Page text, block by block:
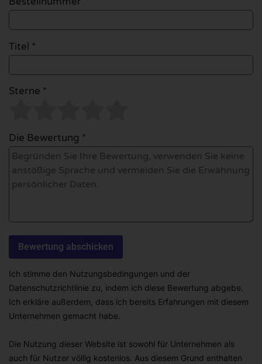
Titel *
Sterne *
Die Bewertung *
Ich stimme den Nutzungsbedingungen und der
Datenschutzrichtlinie zu, indem ich diese Bewertung abgebe.
Ich erkläre außerdem, dass ich bereits Erfahrungen mit diesem
Unternehmen gemacht habe.
Die Nutzung dieser Website ist sowohl für Unternehmen als
auch für Nutzer völlig kostenlos. Aus diesem Grund enthalten